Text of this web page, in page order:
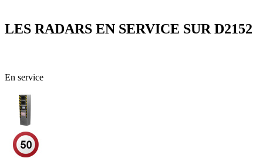
LES RADARS EN SERVICE SUR D2152
En service